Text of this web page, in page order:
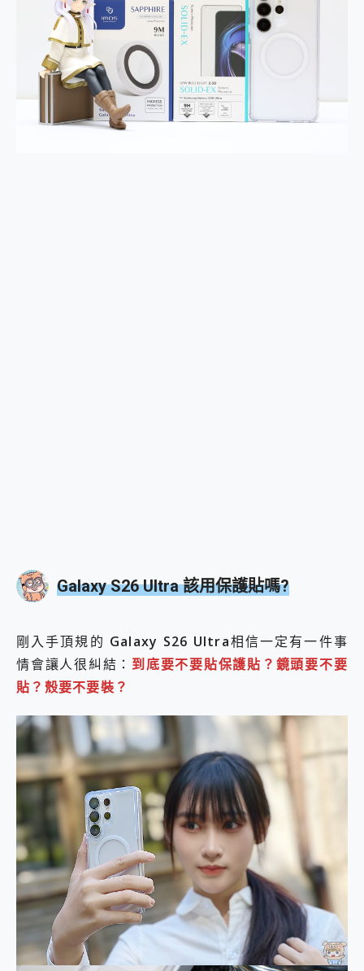
Locawhere AnyTo 寶可夢飛人 AnyTo 不出門也可以飛遍全世界
小體積 40000mAh 超大容量 一次充5個設備 充好充滿 CUKTECH 酷態科 300W 微型充電站 開箱 評測
97.3% 恢復率，資料救援就是這麼簡單 EaseUS Data Recovery Wizard Free 18.0.0 業界最好的資料救援軟體
全新 SONY Xperia 1 VI 開箱! 相機實測! 長焦覆蓋更遠更清晰、2日長續航、頂尖影音娛樂效能~
Xiaomi 14 Ultra 開箱 評測~ 有深度的 Leica 影像旗艦手機! 加碼小旗艦 Xiaomi 14 開箱 評測
vivo TWS 3e 真無線藍牙耳機智慧降噪升級、音質明亮溫潤，並支援雙設備連接~
Galaxy S26 Ultra 該用保護貼嗎?
剛入手頂規的 Galaxy S26 Ultra相信一定有一件事
情會讓人很糾結： 到底要不要貼保護貼？鏡頭要不要
貼？殼要不要裝？